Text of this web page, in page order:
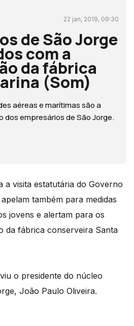
22 jan, 2019, 09:30
de São Jorge
com a
da fábrica
(Som)
aéreas e marítimas são a
empresários de São Jorge.
a visita estatutária do Governo
também para medidas
jovens e alertam para os
da fábrica conserveira Santa
o presidente do núcleo
João Paulo Oliveira.